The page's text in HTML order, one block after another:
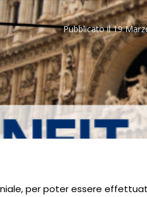
Pubblicato il19
per poter essere